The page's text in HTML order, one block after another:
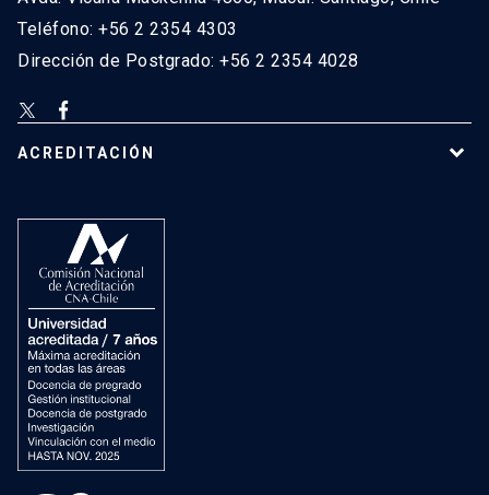
Teléfono: +56 2 2354 4303
Dirección de Postgrado: +56 2 2354 4028
ACREDITACIÓN